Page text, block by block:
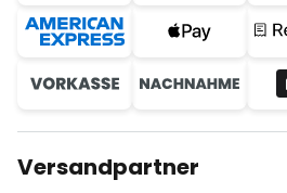
Versandpartner